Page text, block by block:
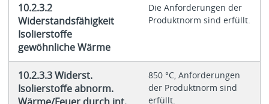
10.2.3.2
Widerstandsfähigkeit
Isolierstoffe
gewöhnliche Wärme
Die Anforderungen der
Produktnorm sind erfüllt.
10.2.3.3 Widerst.
Isolierstoffe abnorm.
850 °C, Anforderungen
der Produktnorm sind
erfüllt.